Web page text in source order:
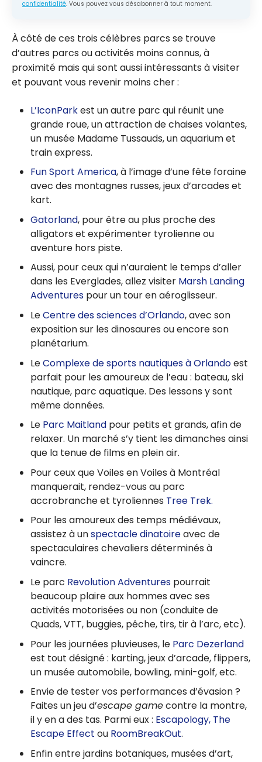
confidentialité. Vous pouvez vous désabonner à tout moment.
À côté de ces trois célèbres parcs se trouve
d’autres parcs ou activités moins connus, à
proximité mais qui sont aussi intéressants à visiter
et pouvant vous revenir moins cher :
L’IconParkest un autre parc qui réunit une
grande roue, un attraction de chaises volantes,
un musée Madame Tussauds, un aquarium et
train express.
Fun Sport America, à l’image d’une fête foraine
avec des montagnes russes, jeux d’arcades et
kart.
Gatorland, pour être au plus proche des
alligators et expérimenter tyrolienne ou
aventure hors piste.
Aussi, pour ceux qui n’auraient le temps d’aller
dans les Everglades, allez visiter Marsh Landing
Adventures pour un tour en aéroglisseur.
LeCentre des sciences d’Orlando, avec son
exposition sur les dinosaures ou encore son
planétarium.
LeComplexe de sports nautiques à Orlandoest
parfait pour les amoureux de l’eau : bateau, ski
nautique, parc aquatique. Des lessons y sont
même données.
Le Parc Maitland pour petits et grands, afin de
relaxer. Un marché s’y tient les dimanches ainsi
que la tenue de films en plein air.
Pour ceux que Voiles en Voiles à Montréal
manquerait, rendez-vous au parc
accrobranche et tyroliennes Tree Trek.
Pour les amoureux des temps médiévaux,
assistez à unspectacle dinatoireavec de
spectaculaires chevaliers déterminés à
vaincre.
Le parc Revolution Adventures pourrait
beaucoup plaire aux hommes avec ses
activités motorisées ou non (conduite de
Quads, VTT, buggies, pêche, tirs, tir à l’arc, etc).
Pour les journées pluvieuses, le Parc Dezerland
est tout désigné : karting, jeux d’arcade, flippers,
un musée automobile, bowling, mini-golf, etc.
Envie de tester vos performances d’évasion ?
Faites un jeu d’escape gamecontre la montre,
il y en a des tas. Parmi eux : Escapology, The
Escape Effect ou RoomBreakOut.
Enfin entre jardins botaniques, musées d’art,